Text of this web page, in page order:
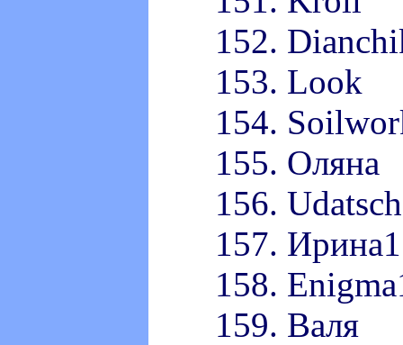
152.
153. Look
154.
155. Оляна
156.
157.
158.
159. Валя